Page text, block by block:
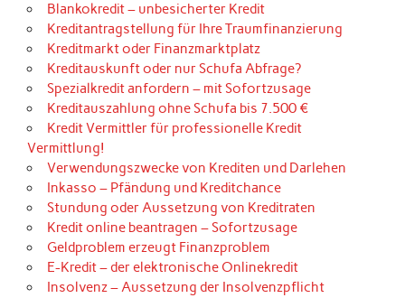
Blankokredit – unbesicherter Kredit
Kreditantragstellung für Ihre Traumfinanzierung
Kreditmarkt oder Finanzmarktplatz
Kreditauskunft oder nur Schufa Abfrage?
Spezialkredit anfordern – mit Sofortzusage
Kreditauszahlung ohne Schufa bis 7.500 €
Kredit Vermittler für professionelle Kredit
Vermittlung!
Verwendungszwecke von Krediten und Darlehen
Inkasso – Pfändung und Kreditchance
Stundung oder Aussetzung von Kreditraten
Kredit online beantragen – Sofortzusage
Geldproblem erzeugt Finanzproblem
E-Kredit – der elektronische Onlinekredit
Insolvenz – Aussetzung der Insolvenzpflicht